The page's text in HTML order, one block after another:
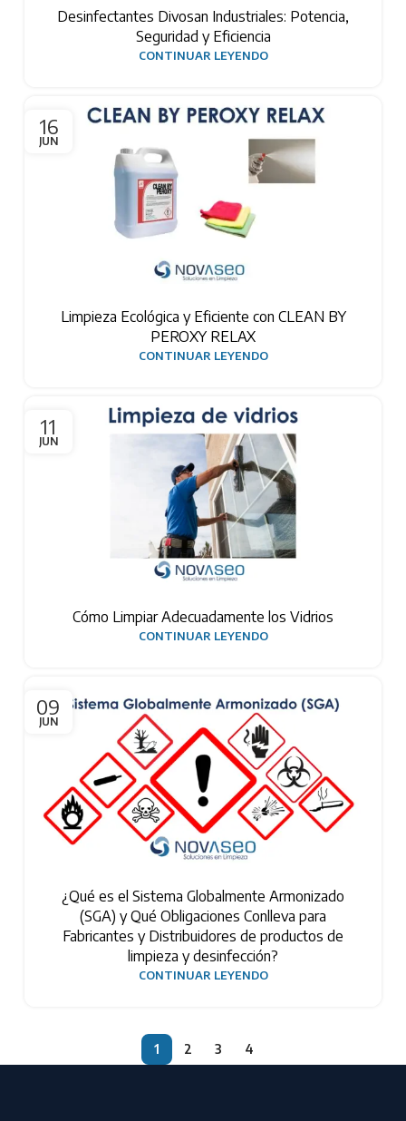
Desinfectantes Divosan Industriales: Potencia,
Seguridad y Eficiencia
CONTINUAR LEYENDO
16
JUN
Limpieza Ecológica y Eficiente con CLEAN BY
PEROXY RELAX
CONTINUAR LEYENDO
11
JUN
Cómo Limpiar Adecuadamente los Vidrios
CONTINUAR LEYENDO
09
JUN
¿Qué es el Sistema Globalmente Armonizado
(SGA) y Qué Obligaciones Conlleva para
Fabricantes y Distribuidores de productos de
limpieza y desinfección?
CONTINUAR LEYENDO
1 2 3 4